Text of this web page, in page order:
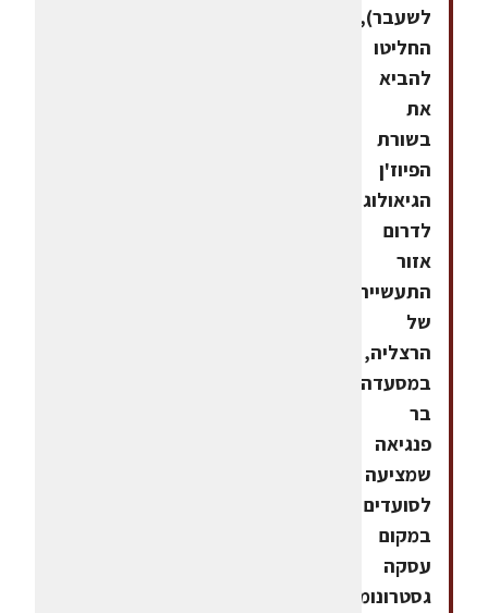
לשעבר),
החליטו
להביא
את
בשורת
הפיוז'ן
הגיאולוגי-גסטרונומי
לדרום
אזור
התעשייה
של
הרצליה,
במסעדה
בר
פנגיאה
שמציעה
לסועדים
במקום
עסקה
גסטרונומית